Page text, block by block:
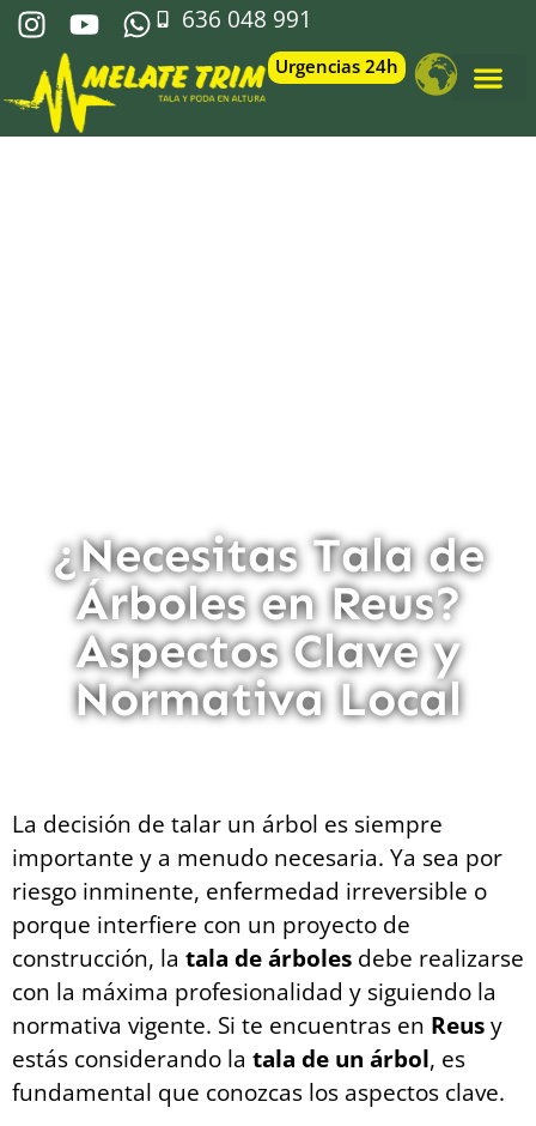
636 048 991
Urgencias 24h
¿Necesitas Tala de
Árboles en Reus?
Aspectos Clave y
Normativa Local
La decisión de talar un árbol es siempre
importante y a menudo necesaria. Ya sea por
riesgo inminente, enfermedad irreversible o
porque interfiere con un proyecto de
construcción, la tala de árboles debe realizarse
con la máxima profesionalidad y siguiendo la
normativa vigente. Si te encuentras en Reusy
estás considerando la tala de un árbol, es
fundamental que conozcas los aspectos clave.